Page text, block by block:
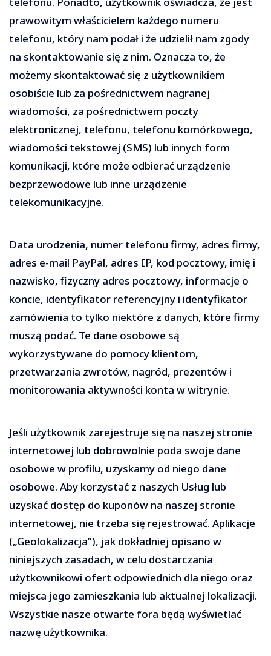
prawowitym właścicielem każdego numeru
telefonu, który nam podał i że udzielił nam zgody
na skontaktowanie się z nim. Oznacza to, że
możemy skontaktować się z użytkownikiem
osobiście lub za pośrednictwem nagranej
wiadomości, za pośrednictwem poczty
elektronicznej, telefonu, telefonu komórkowego,
wiadomości tekstowej (SMS) lub innych form
komunikacji, które może odbierać urządzenie
bezprzewodowe lub inne urządzenie
telekomunikacyjne.
Data urodzenia, numer telefonu firmy, adres firmy,
adres e-mail PayPal, adres IP, kod pocztowy, imię i
nazwisko, fizyczny adres pocztowy, informacje o
koncie, identyfikator referencyjny i identyfikator
zamówienia to tylko niektóre z danych, które firmy
muszą podać. Te dane osobowe są
wykorzystywane do pomocy klientom,
przetwarzania zwrotów, nagród, prezentów i
monitorowania aktywności konta w witrynie.
Jeśli użytkownik zarejestruje się na naszej stronie
internetowej lub dobrowolnie poda swoje dane
osobowe w profilu, uzyskamy od niego dane
osobowe. Aby korzystać z naszych Usług lub
uzyskać dostęp do kuponów na naszej stronie
internetowej, nie trzeba się rejestrować. Aplikacje
(„Geolokalizacja”), jak dokładniej opisano w
niniejszych zasadach, w celu dostarczania
użytkownikowi ofert odpowiednich dla niego oraz
miejsca jego zamieszkania lub aktualnej lokalizacji.
Wszystkie nasze otwarte fora będą wyświetlać
nazwę użytkownika.